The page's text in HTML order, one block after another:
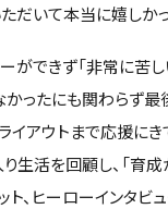
だいて本当に嬉しか
できず「非常に苦し
かったにも関わらず
イアウトまで応援に
り生活を回顧し、「育
ト、ヒーローインタ